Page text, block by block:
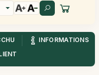
INFORMATIONS